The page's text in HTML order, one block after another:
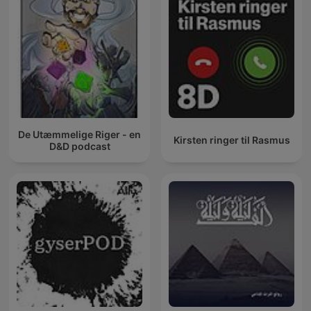
De Utæmmelige Riger - en
D&D podcast
Kirsten ringer til Rasmus